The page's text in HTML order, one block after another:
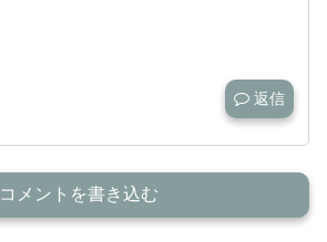
返信
コメントを書き込む